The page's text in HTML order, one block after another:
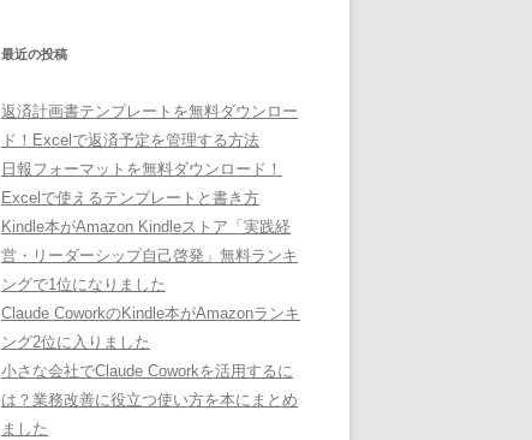
最近の投稿
返済計画書テンプレートを無料ダウンロー
ド！Excelで返済予定を管理する方法
日報フォーマットを無料ダウンロード！
Excelで使えるテンプレートと書き方
Kindle本がAmazon Kindleストア「実践経
営・リーダーシップ自己啓発」無料ランキ
ングで1位になりました
Claude CoworkのKindle本がAmazonランキ
ング2位に入りました
小さな会社でClaude Coworkを活用するに
は？業務改善に役立つ使い方を本にまとめ
ました